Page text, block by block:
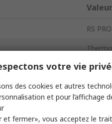
Valeur
RS PRO
200mm
150mm
votre vie
des cookies et autres
et pour l’affichage
et fermer», vous acceptez le